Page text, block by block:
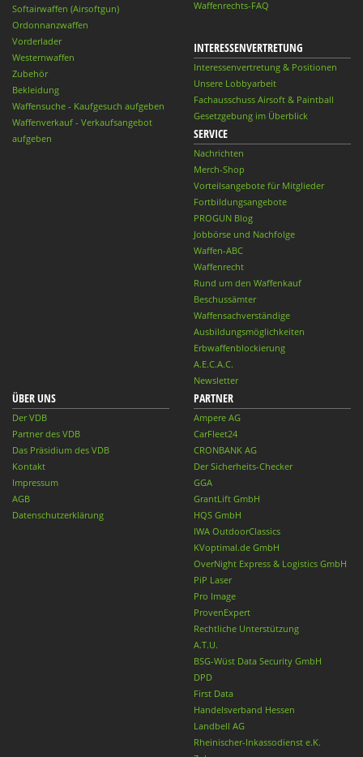
Softairwaffen (Airsoftgun)
Ordonnanzwaffen
Vorderlader
Westernwaffen
Zubehör
Bekleidung
Waffensuche - Kaufgesuch aufgeben
Waffenverkauf - Verkaufsangebot
aufgeben
Waffenrechts-FAQ
INTERESSENVERTRETUNG
Interessenvertretung & Positionen
Unsere Lobbyarbeit
Fachausschuss Airsoft & Paintball
Gesetzgebung im Überblick
SERVICE
Nachrichten
Merch-Shop
Vorteilsangebote für Mitglieder
Fortbildungsangebote
PROGUN Blog
Jobbörse und Nachfolge
Waffen-ABC
Waffenrecht
Rund um den Waffenkauf
Beschussämter
Waffensachverständige
Ausbildungsmöglichkeiten
Erbwaffenblockierung
A.E.C.A.C.
Newsletter
ÜBER UNS
Der VDB
Partner des VDB
Das Präsidium des VDB
Kontakt
Impressum
AGB
Datenschutzerklärung
PARTNER
Ampere AG
CarFleet24
CRONBANK AG
Der Sicherheits-Checker
GGA
GrantLift GmbH
HQS GmbH
IWA OutdoorClassics
KVoptimal.de GmbH
OverNight Express & Logistics GmbH
PiP Laser
Pro Image
ProvenExpert
Rechtliche Unterstützung
A.T.U.
BSG-Wüst Data Security GmbH
DPD
First Data
Handelsverband Hessen
Landbell AG
Rheinischer-Inkassodienst e.K.